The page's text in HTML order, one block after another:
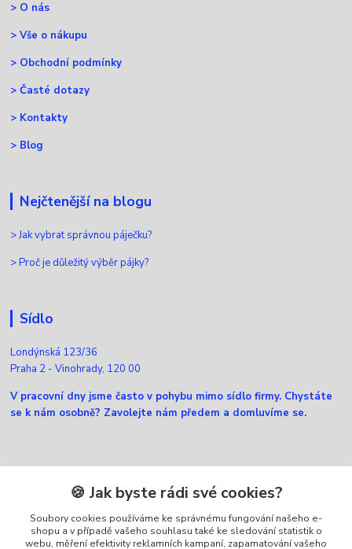
> O nás
>Vše o nákupu
> Obchodní podmínky
>Časté dotazy
> Kontakty
> Blog
Nejčtenější na blogu
>Jak vybrat správnou páječku?
>Proč je důležitý výběr pájky?
Sídlo
Londýnská 123/36
Praha 2 - Vinohrady, 120 00
V pracovní dny jsme často v pohybu mimo sídlo firmy. Chystáte
se k nám osobně? Zavolejte nám předem a domluvíme se.
Kontakty
Zákaznická podpora Ellfox
+420 725 430 040
🍪 Jak byste rádi své cookies?
Soubory cookies používáme ke správnému fungování našeho e-
shopu a v případě vašeho souhlasu také ke sledování statistik o
webu, měření efektivity reklamních kampaní, zapamatování vašeho